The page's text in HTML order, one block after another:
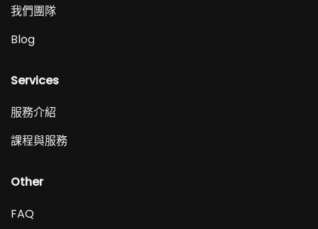
我們團隊
Blog
Services
服務介紹
課程與服務
Other
FAQ